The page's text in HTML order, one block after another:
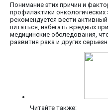
Понимание этих причин и
профилактики
рекомендуется вести
питаться, избегать вредных
медицинские обследования,
развития рака и других
Читайте также: